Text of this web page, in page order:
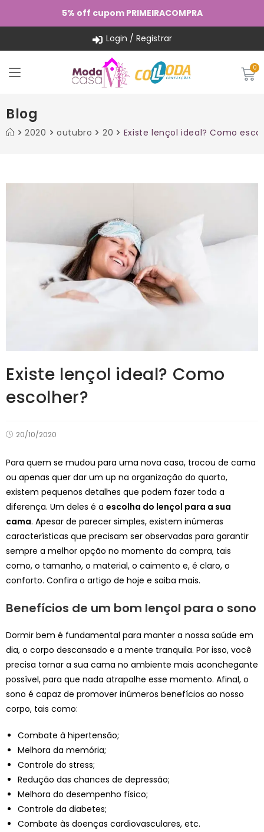
5% off cupom PRIMEIRACOMPRA
Login / Registrar
Blog
2020 outubro 20 Existe lençol ideal? Como
Existe lençol ideal? Como
escolher?
20/10/2020
Para quem se mudou para uma nova casa, trocou de cama
ou apenas quer dar um up na organização do quarto,
existem pequenos detalhes que podem fazer toda a
diferença. Um deles é a escolha do lençol para a sua
cama. Apesar de parecer simples, existem inúmeras
características que precisam ser observadas para garantir
sempre a melhor opção no momento da compra, tais
como, o tamanho, o material, o caimento e, é claro, o
conforto. Confira o artigo de hoje e saiba mais.
Benefícios de um bom lençol para o sono
Dormir bem é fundamental para manter a nossa saúde em
dia, o corpo descansado e a mente tranquila. Por isso, você
precisa tornar a sua cama no ambiente mais aconchegante
possível, para que nada atrapalhe esse momento. Afinal, o
sono é capaz de promover inúmeros benefícios ao nosso
corpo, tais como:
Combate à hipertensão;
Melhora da memória;
Controle do stress;
Redução das chances de depressão;
Melhora do desempenho físico;
Controle da diabetes;
Combate às doenças cardiovasculares, etc.